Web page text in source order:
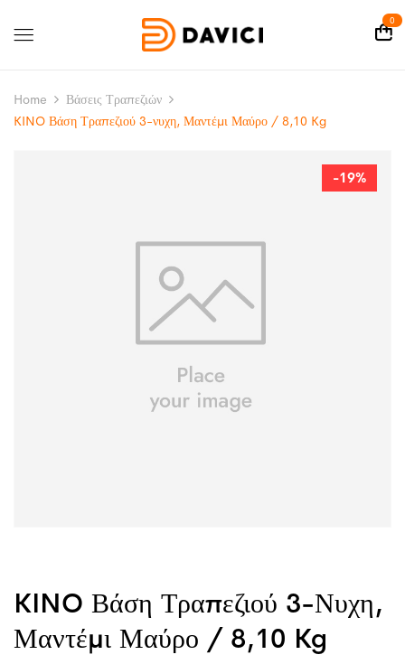
0
Home
Βάσεις Τραπεζιών
KINO Βάση Τραπεζιού 3-νυχη, Μαντέμι Μαύρο / 8,10 Kg
-19%
KINO Βάση Τραπεζιού 3-Νυχη,
Μαντέμι Μαύρο / 8,10 Kg